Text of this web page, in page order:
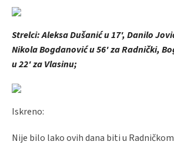
Strelci: Aleksa Dušanić u 17', Danilo
Nikola Bogdanović u 56' za Radnički,
u 22' za Vlasinu;
Iskreno:
Nije bilo lako ovih dana biti u